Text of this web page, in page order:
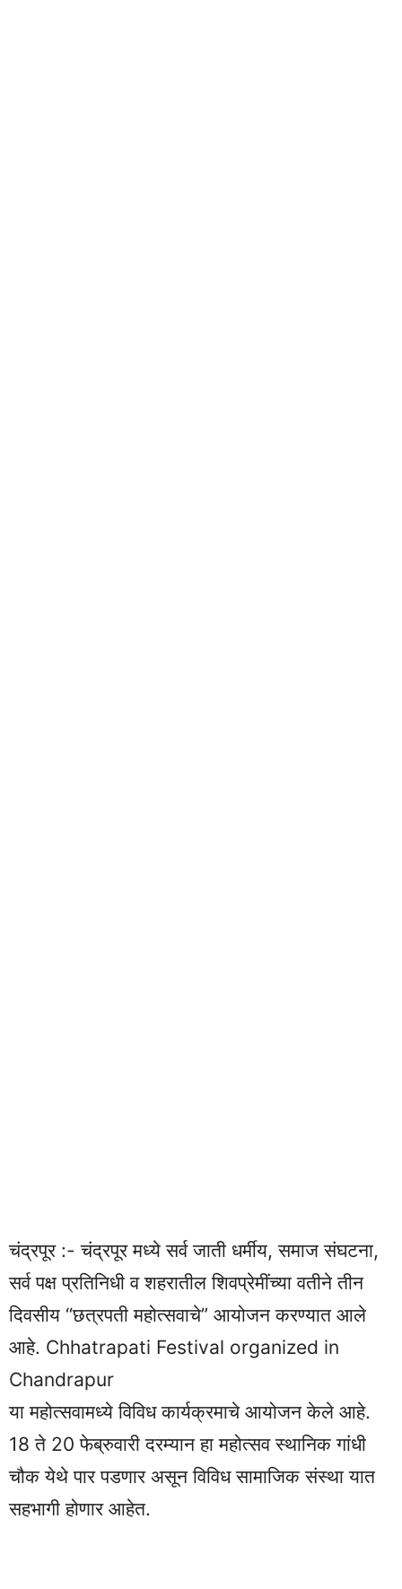
चंद्रपूर :- चंद्रपूर मध्ये सर्व जाती धर्मीय, समाज संघटना,
सर्व पक्ष प्रतिनिधी व शहरातील शिवप्रेमींच्या वतीने तीन
दिवसीय “छत्रपती महोत्सवाचे” आयोजन करण्यात आले
आहे. Chhatrapati Festival organized in
Chandrapur
या महोत्सवामध्ये विविध कार्यक्रमाचे आयोजन केले आहे.
18 ते 20 फेब्रुवारी दरम्यान हा महोत्सव स्थानिक गांधी
चौक येथे पार पडणार असून विविध सामाजिक संस्था यात
सहभागी होणार आहेत.